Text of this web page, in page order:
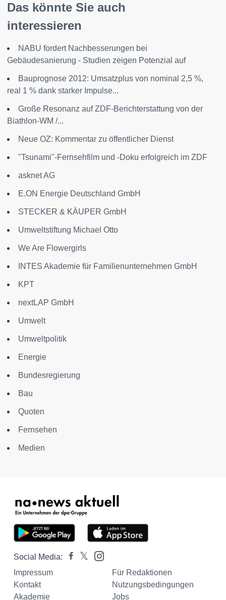
Das könnte Sie auch
interessieren
NABU fordert Nachbesserungen bei
Gebäudesanierung - Studien zeigen Potenzial auf
Bauprognose 2012: Umsatzplus von nominal 2,5 %,
real 1 % dank starker Impulse...
Große Resonanz auf ZDF-Berichterstattung von der
Biathlon-WM /...
Neue OZ: Kommentar zu öffentlicher Dienst
"Tsunami"-Fernsehfilm und -Doku erfolgreich im ZDF
asknet AG
E.ON Energie Deutschland GmbH
STECKER & KÄUPER GmbH
Umweltstiftung Michael Otto
We Are Flowergirls
INTES Akademie für Familienunternehmen GmbH
KPT
nextLAP GmbH
Umwelt
Umweltpolitik
Energie
Bundesregierung
Bau
Quoten
Fernsehen
Medien
Social Media:
Impressum
Für Redaktionen
Kontakt
Nutzungsbedingungen
Akademie
Jobs